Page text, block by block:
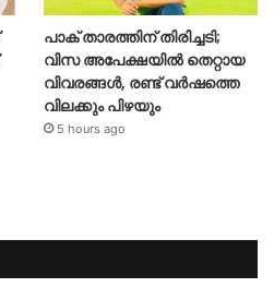
പാക് താരത്തിന് തിരിച്ചടി;
വിസ അപേക്ഷയിൽ തെറ്റായ
വിവരങ്ങൾ, രണ്ട് വർഷത്തെ
വിലക്കും പിഴയും
5 hours ago